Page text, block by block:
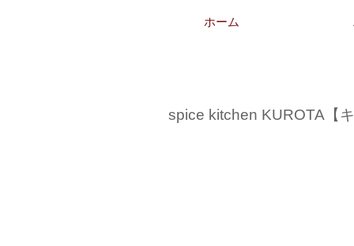
ホーム
spice kitchen KUROTA【